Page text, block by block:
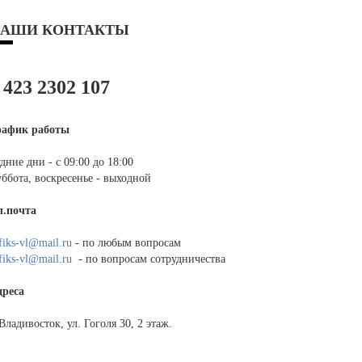
КОНТАКТЫ
2302 107
работы
дни - с 09:00 до 18:00
воскресенье - выходной
vl@mail.ru - по любым вопросам
vl@mail.ru - по вопросам сотрудничества
ул. Гоголя 30, 2 этаж.